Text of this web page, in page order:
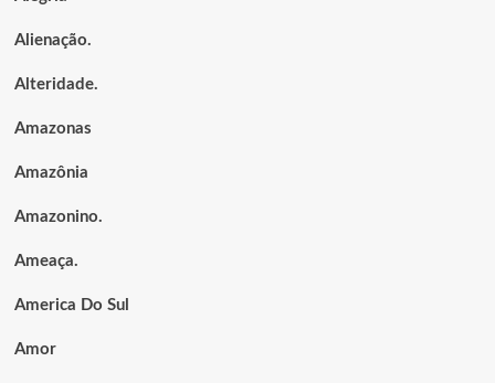
Alienação.
Alteridade.
Amazonas
Amazônia
Amazonino.
Ameaça.
America Do Sul
Amor